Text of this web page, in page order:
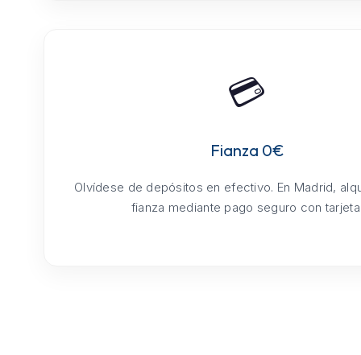
💳
Fianza 0€
Olvídese de depósitos en efectivo. En Madrid,
fianza mediante pago seguro con